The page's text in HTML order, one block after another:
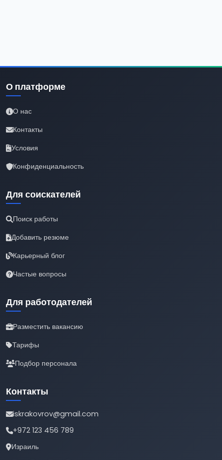
О платформе
О нас
Контакты
Условия
Конфиденциальность
Для соискателей
Поиск работы
Добавить резюме
Карьерный блог
Частые вопросы
Для работодателей
Разместить вакансию
Тарифы
Подбор персонала
Контакты
iskrakovrov@gmail.com
+972 123 456 789
Израиль